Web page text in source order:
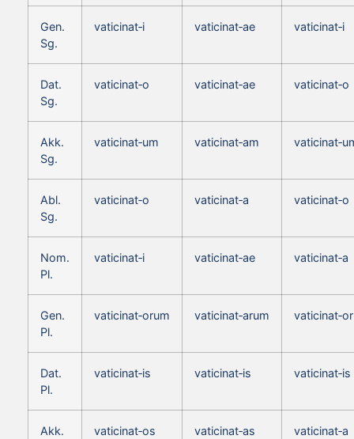
Gen.
Sg.
vaticinat‑i vaticinat‑ae vaticinat‑i
Dat.
Sg.
vaticinat‑o vaticinat‑ae vaticinat‑o
Akk.
Sg.
vaticinat‑um vaticinat‑am
Abl.
Sg.
vaticinat‑o vaticinat‑a vaticinat‑o
Nom.
Pl.
vaticinat‑i vaticinat‑ae vaticinat‑a
Gen.
Pl.
vaticinat‑orum vaticinat‑arum
Dat.
Pl.
vaticinat‑is vaticinat‑is vaticinat‑is
Akk.
vaticinat‑os vaticinat‑as vaticinat‑a